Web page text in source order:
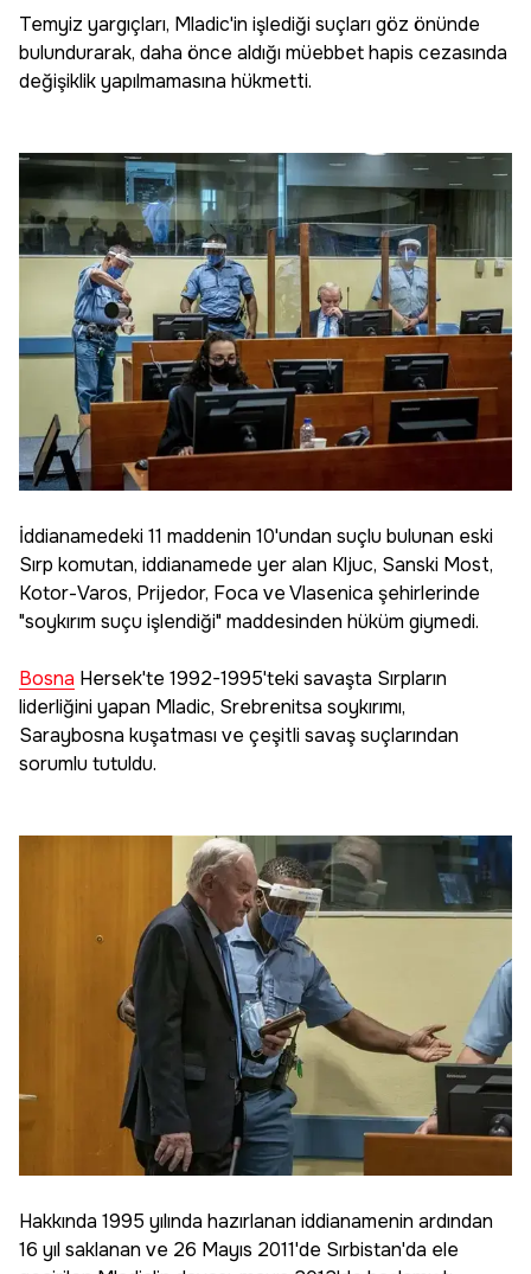
Temyiz yargıçları, Mladic'in işlediği suçları göz önünde
bulundurarak, daha önce aldığı müebbet hapis cezasında
değişiklik yapılmamasına hükmetti.
İddianamedeki 11 maddenin 10'undan suçlu bulunan eski
Sırp komutan, iddianamede yer alan Kljuc, Sanski Most,
Kotor-Varos, Prijedor, Foca ve Vlasenica şehirlerinde
"soykırım suçu işlendiği" maddesinden hüküm giymedi.
Bosna Hersek'te 1992-1995'teki savaşta Sırpların
liderliğini yapan Mladic, Srebrenitsa soykırımı,
Saraybosna kuşatması ve çeşitli savaş suçlarından
sorumlu tutuldu.
Hakkında 1995 yılında hazırlanan iddianamenin ardından
16 yıl saklanan ve 26 Mayıs 2011'de Sırbistan'da ele